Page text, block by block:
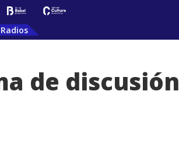
Radios
de discusión